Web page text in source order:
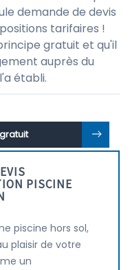
demande de devis
tarifaires !
gratuit et qu'il
auprès du
établi.
PISCINE
piscine hors sol,
plaisir de votre
un